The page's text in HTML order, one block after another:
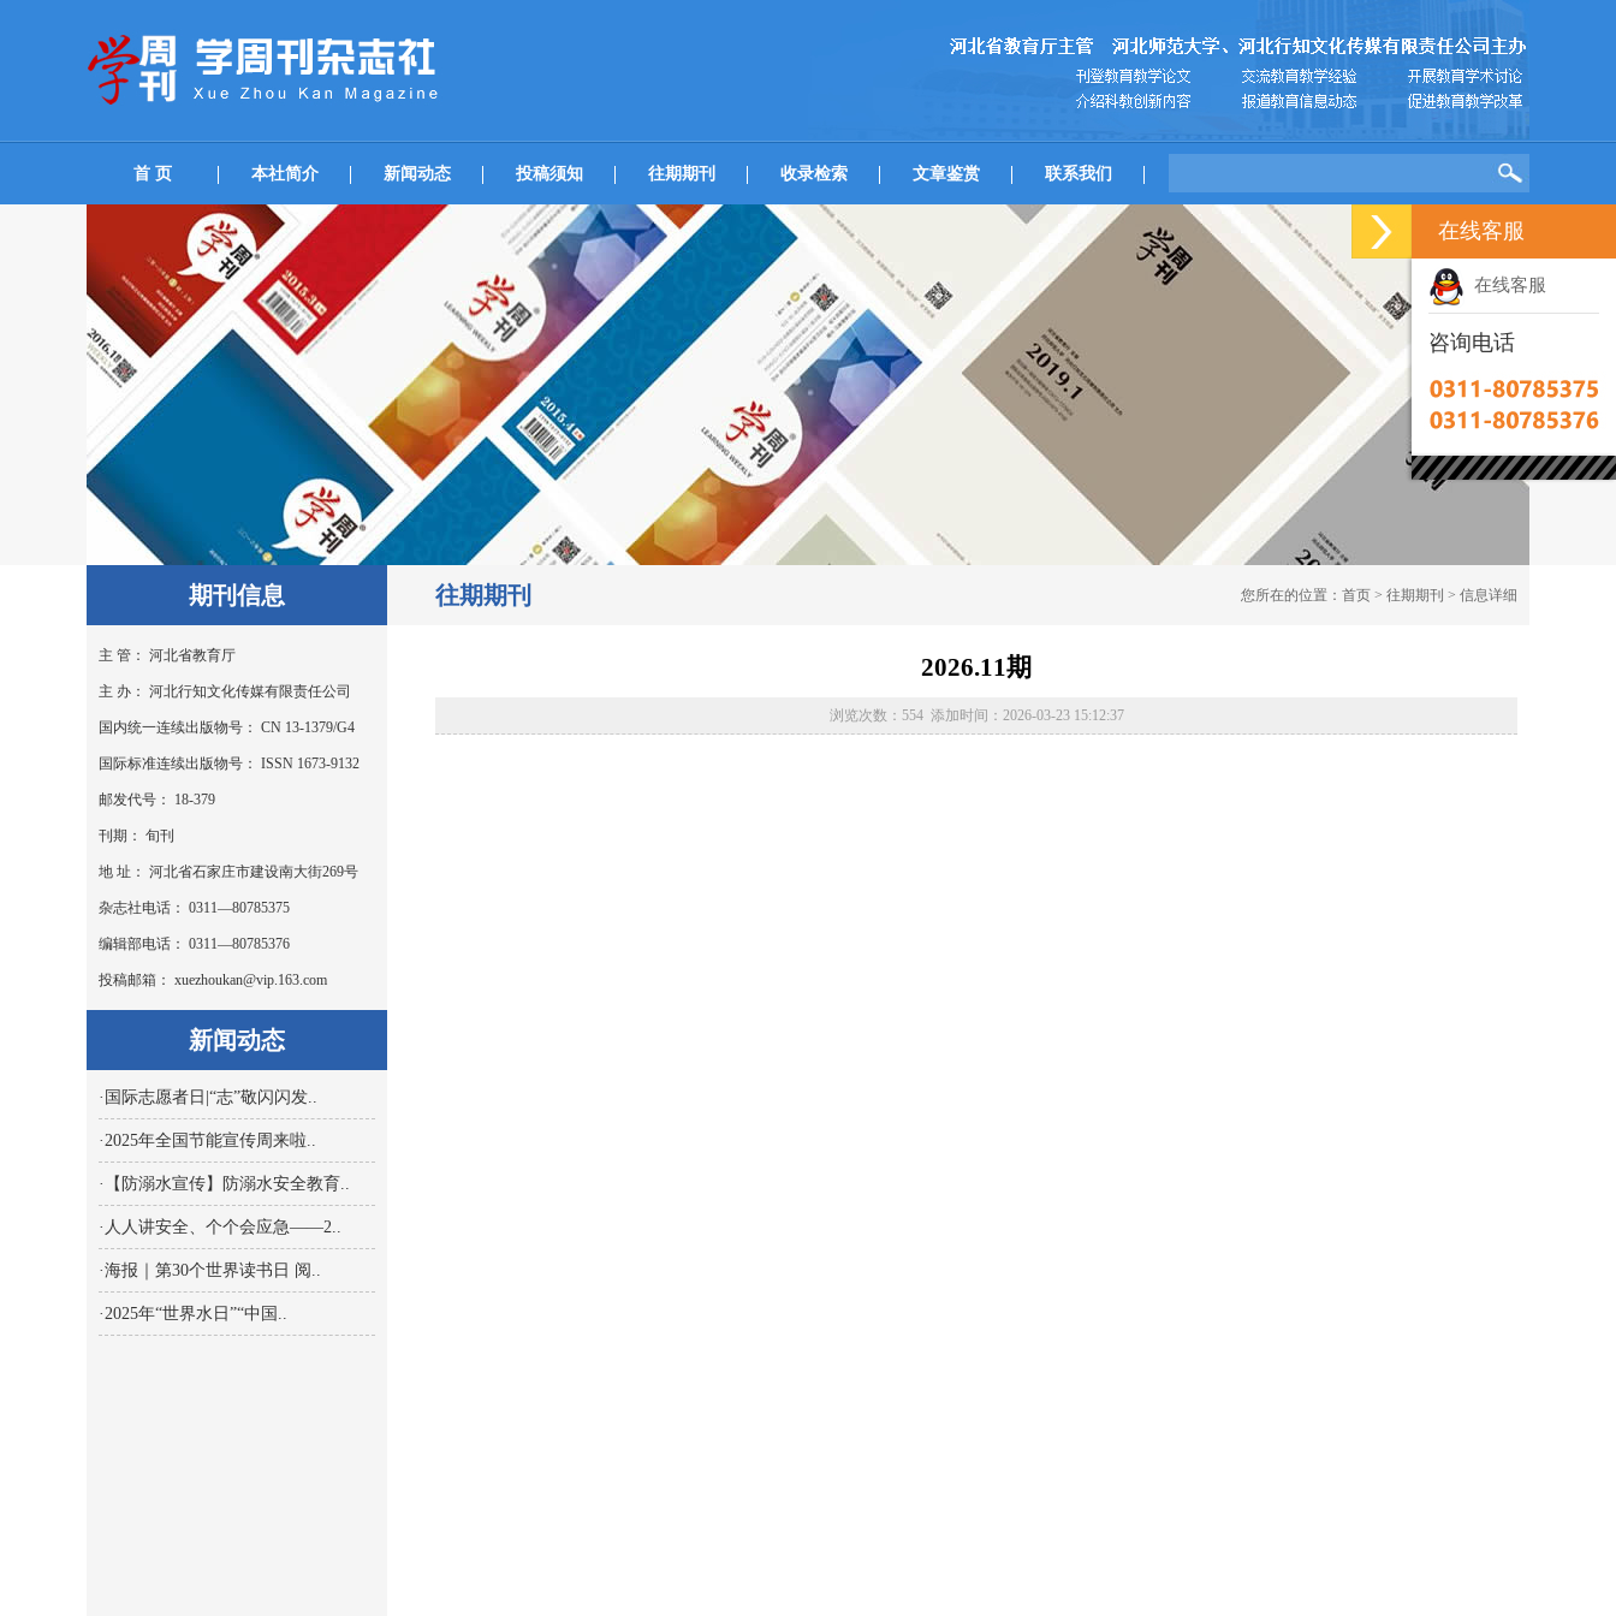
首 页 本社简介 新闻动态 投稿须知 往期期刊 收录检索 文章鉴赏 联系我们
期刊信息
主 管： 河北省教育厅
主 办： 河北行知文化传媒有限责任公司
国内统一连续出版物号： CN 13-1379/G4
国际标准连续出版物号： ISSN 1673-9132
邮发代号： 18-379
刊期： 旬刊
地 址： 河北省石家庄市建设南大街269号
杂志社电话： 0311—80785375
编辑部电话： 0311—80785376
投稿邮箱： xuezhoukan@vip.163.com
新闻动态
·国际志愿者日|“志”敬闪闪发..
·2025年全国节能宣传周来啦..
·【防溺水宣传】防溺水安全教育..
·人人讲安全、个个会应急——2..
·海报｜第30个世界读书日 阅..
·2025年“世界水日”“中国..
往期期刊 您所在的位置： 首页 > 往期期刊 > 信息详细
2026.11期
浏览次数：554 添加时间：2026-03-23 15:12:37
在线客服
在线客服
咨询电话